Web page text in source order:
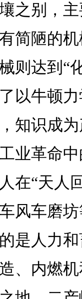
之别，
简陋的
则达到 “
以牛顿
知识成
业革命
在“天人
风车磨
是人力
、内燃